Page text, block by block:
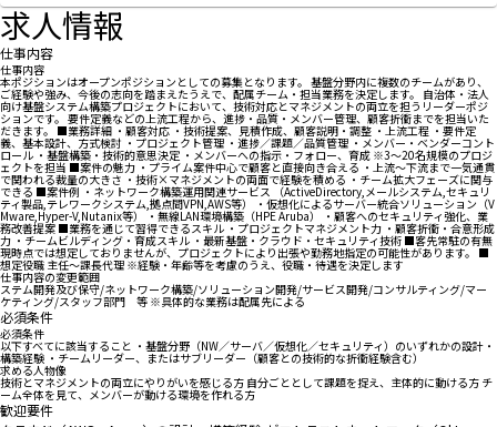
求人情報
仕事内容
仕事内容
本ポジションはオープンポジションとしての募集となります。 基盤分野内に複数のチームがあり、
ご経験や強み、今後の志向を踏まえたうえで、配属チーム・担当業務を決定します。 自治体・法人
向け基盤システム構築プロジェクトにおいて、技術対応とマネジメントの両立を担うリーダーポジ
ションです。 要件定義などの上流工程から、進捗・品質・メンバー管理、顧客折衝までを担当いた
だきます。 ■業務詳細 ・顧客対応 ・技術提案、見積作成、顧客説明・調整 ・上流工程 ・要件定
義、基本設計、方式検討 ・プロジェクト管理 ・進捗／課題／品質管理 ・メンバー・ベンダーコント
ロール ・基盤構築・技術的意思決定 ・メンバーへの指示・フォロー、育成 ※3〜20名規模のプロジ
ェクトを担当 ■案件の魅力 ・プライム案件中心で顧客と直接向き合える ・上流〜下流まで一気通貫
で関われる裁量の大きさ ・技術×マネジメントの両面で経験を積める ・チーム拡大フェーズに関与
できる ■案件例 ・ネットワーク構築運用関連サービス （ActiveDirectory,メールシステム,セキュリ
ティ製品,テレワークシステム,拠点間VPN,AWS等） ・仮想化によるサーバー統合ソリューション（V
Mware,Hyper-V,Nutanix等） ・無線LAN環境構築（HPE Aruba） ・顧客へのセキュリティ強化、業
務改善提案 ■業務を通じて習得できるスキル ・プロジェクトマネジメント力 ・顧客折衝・合意形成
力 ・チームビルディング・育成スキル ・最新基盤・クラウド・セキュリティ技術 ■客先常駐の有無
現時点では想定しておりませんが、プロジェクトにより出張や勤務地指定の可能性があります。 ■
想定役職 主任〜課長代理 ※経験・年齢等を考慮のうえ、役職・待遇を決定します
仕事内容の変更範囲
ステム開発及び保守/ネットワーク構築/ソリューション開発/サービス開発/コンサルティング/マー
ケティング/スタッフ部門 等 ※具体的な業務は配属先による
必須条件
必須条件
以下すべてに該当すること ・基盤分野（NW／サーバ／仮想化／セキュリティ）のいずれかの設計・
構築経験 ・チームリーダー、またはサブリーダー（顧客との技術的な折衝経験含む）
求める人物像
技術とマネジメントの両立にやりがいを感じる方 自分ごととして課題を捉え、主体的に動ける方 チ
ーム全体を見て、メンバーが動ける環境を作れる方
歓迎要件